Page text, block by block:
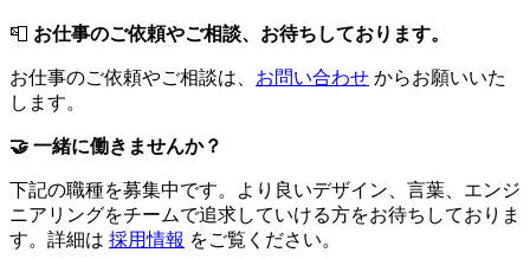
📮 お仕事のご依頼やご相談、お待ちしております。
お仕事のご依頼やご相談は、 お問い合わせ からお願いいた
します。
🤝 一緒に働きませんか？
下記の職種を募集中です。より良いデザイン、言葉、エンジ
ニアリングをチームで追求していける方をお待ちしておりま
す。詳細は 採用情報 をご覧ください。